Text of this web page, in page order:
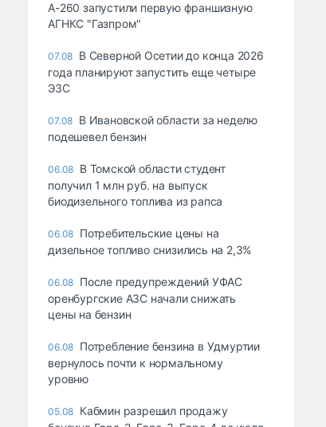
А-260 запустили первую франшизную
АГНКС "Газпром"
07.08 В Северной Осетии до конца 2026
года планируют запустить еще четыре
ЭЗС
07.08 В Ивановской области за неделю
подешевел бензин
06.08 В Томской области студент
получил 1 млн руб. на выпуск
биодизельного топлива из рапса
06.08 Потребительские цены на
дизельное топливо снизились на 2,3%
06.08 После предупреждений УФАС
оренбургские АЗС начали снижать
цены на бензин
06.08 Потребление бензина в Удмуртии
вернулось почти к нормальному
уровню
05.08 Кабмин разрешил продажу